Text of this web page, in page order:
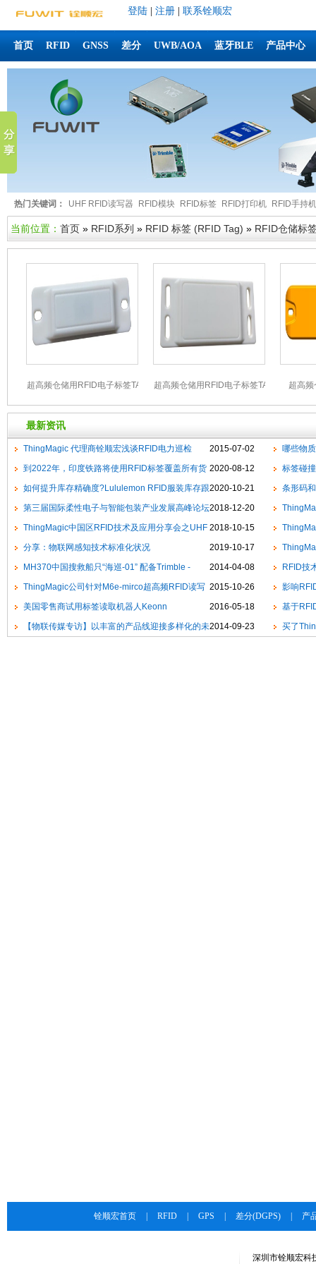
登陆 注册 联系铨顺宏
首页 RFID GNSS 差分 UWB/AOA 蓝牙BLE 产品中心
热门关键词： UHF RFID读写器 RFID模块 RFID标签 RFID打印机 RFID手持机
当前位置： 首页 » RFID系列 » RFID 标签 (RFID Tag) » RFID仓储标
超高频仓储用RFID电子标签TAG-915-超高频仓储用RFID电子标签TAG-915-超高频
最新资讯
2015-07-02
ThingMagic 代理商铨顺宏浅谈RFID电力巡检
哪些物
2020-08-12
到2022年，印度铁路将使用RFID标签覆盖所有货
车，机车和旅游车
标签碰
2020-10-21
如何提升库存精确度?Lululemon RFID服装库存跟
踪系统精确度提升至98%
条形码
2018-12-20
第三届国际柔性电子与智能包装产业发展高峰论坛
暨2018PEIPC联合体年会将于12月底在深召开
准
2018-10-15
ThingMagic中国区RFID技术及应用分享会之UHF
RFID 技术与性能分析
市场
2019-10-17
分享：物联网感知技术标准化状况
2014-04-08
MH370中国搜救船只“海巡-01” 配备Trimble -
Marine SPS855检测到黑匣子脉冲信号
RFID技
2015-10-26
ThingMagic公司针对M6e-mirco超高频RFID读写
器模组固件升级
影响
2016-05-18
美国零售商试用标签读取机器人Keonn
AdvanRobot 进行库存盘点
基于
2014-09-23
【物联传媒专访】以丰富的产品线迎接多样化的未
买了
铨顺宏首页 RFID GPS 差分(DGPS) 产
深圳市铨顺宏科